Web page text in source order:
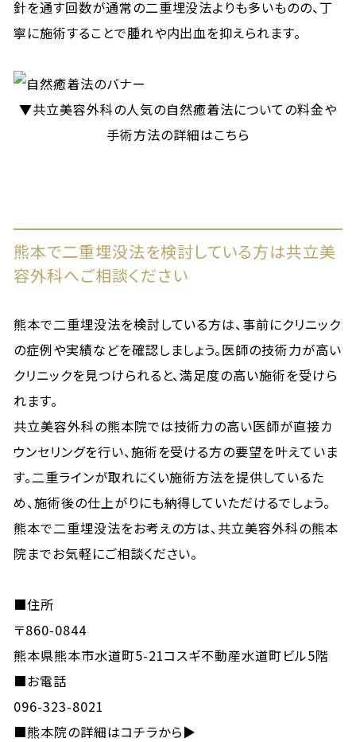
針を通す回数が通常の二重埋没法よりも多いものの、丁
寧に施術することで腫れや内出血を抑えられます。
▼共立美容外科の人気の自然癒着法についての料金や
手術方法の詳細はこちら
熊本で二重埋没法を検討している方は共立美
容外科へご相談ください
熊本で二重埋没法を検討している方は、事前にクリニック
の症例や実績などを確認しましょう。医師の技術力が高い
クリニックを見つけられると、満足度の高い施術を受けら
れます。
共立美容外科の熊本院では技術力の高い医師が直接カ
ウンセリングを行い、施術を受ける方の要望を叶えていま
す。二重ラインが取れにくい施術方法を提供しているた
め、施術後の仕上がりにも納得していただけるでしょう。
熊本で二重埋没法をお考えの方は、共立美容外科の熊本
院までお気軽にご相談ください。
■住所
〒860-0844
熊本県熊本市水道町5-21コスギ不動産水道町ビル5階
■お電話
096-323-8021
■熊本院の詳細はコチラから▶